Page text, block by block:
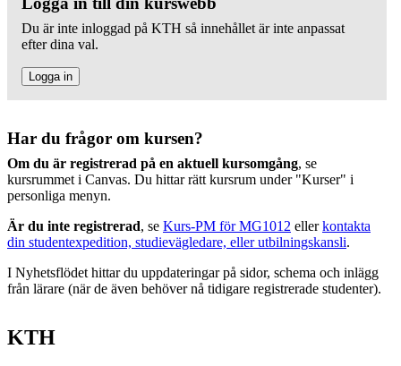
Du är inte inloggad på KTH så innehållet är inte anpassat
efter dina val.
Logga in
Har du frågor om kursen?
Om du är registrerad på en aktuell kursomgång, se
kursrummet i Canvas. Du hittar rätt kursrum under "Kurser" i
personliga menyn.
Är du inte registrerad, se Kurs-PM för MG1012 ellerkontakta
din studentexpedition, studievägledare, eller utbilningskansli.
I Nyhetsflödet hittar du uppdateringar på sidor, schema och inlägg
från lärare (när de även behöver nå tidigare registrerade studenter).
KTH